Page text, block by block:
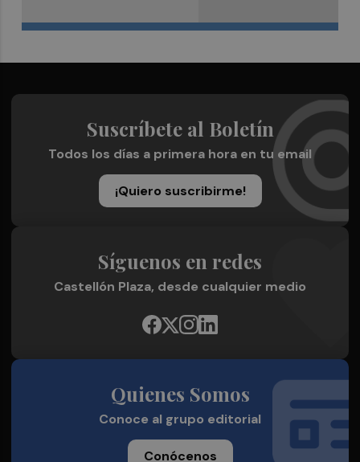
Suscríbete al Boletín
Todos los días a primera hora en tu email
¡Quiero suscribirme!
Síguenos en redes
Castellón Plaza, desde cualquier medio
Quienes Somos
Conoce al grupo editorial
Conócenos